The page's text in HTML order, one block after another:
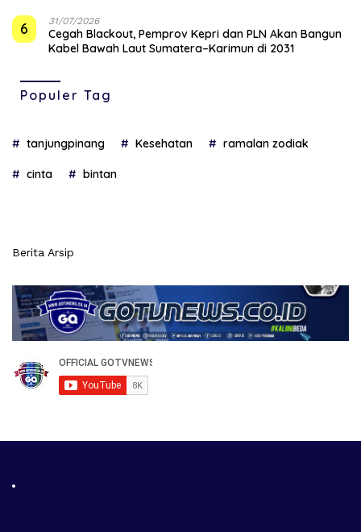
6 31/07/2026
Cegah Blackout, Pemprov Kepri dan PLN Akan Bangun
Kabel Bawah Laut Sumatera–Karimun di 2031
Populer Tag
tanjungpinang Kesehatan ramalan zodiak
cinta bintan
Berita Arsip